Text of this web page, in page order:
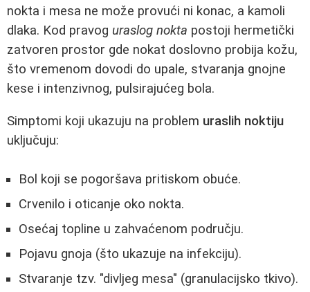
nokta i mesa ne može provući ni konac, a kamoli
dlaka. Kod pravog uraslog nokta postoji hermetički
zatvoren prostor gde nokat doslovno probija kožu,
što vremenom dovodi do upale, stvaranja gnojne
kese i intenzivnog, pulsirajućeg bola.
Simptomi koji ukazuju na problem uraslih noktiju
uključuju:
Bol koji se pogoršava pritiskom obuće.
Crvenilo i oticanje oko nokta.
Osećaj topline u zahvaćenom području.
Pojavu gnoja (što ukazuje na infekciju).
Stvaranje tzv. "divljeg mesa" (granulacijsko tkivo).